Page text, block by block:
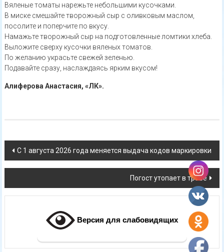
Вяленые томаты нарежьте небольшими кусочками.
В миске смешайте творожный сыр с оливковым маслом,
посолите и поперчите по вкусу.
Намажьте творожный сыр на подготовленные ломтики хлеба.
Выложите сверху кусочки вяленых томатов.
По желанию украсьте свежей зеленью.
Подавайте сразу, наслаждаясь ярким вкусом!
Алиферова Анастасия, «ЛК».
Навигация
по
записям
С 1 августа 2026 года меняется выдача кодов маркировки
Погост утопает в траве
Версия для слабовидящих